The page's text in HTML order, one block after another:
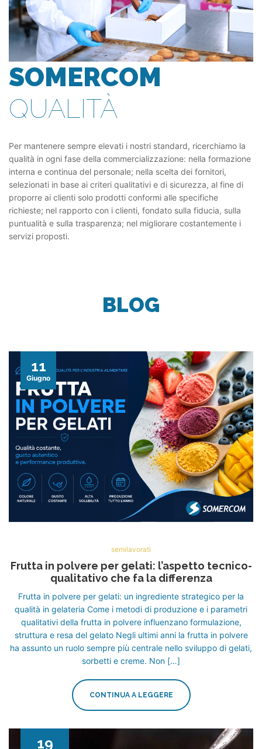
SOMERCOM
QUALITÀ
Per mantenere sempre elevati i nostri standard, ricerchiamo la
qualità in ogni fase della commercializzazione: nella formazione
interna e continua del personale; nella scelta dei fornitori,
selezionati in base ai criteri qualitativi e di sicurezza, al fine di
proporre ai clienti solo prodotti conformi alle specifiche
richieste; nel rapporto con i clienti, fondato sulla fiducia, sulla
puntualità e sulla trasparenza; nel migliorare costantemente i
servizi proposti.
BLOG
semilavorati
Frutta in polvere per gelati: l’aspetto tecnico-
qualitativo che fa la differenza
Frutta in polvere per gelati: un ingrediente strategico per la
qualità in gelateria Come i metodi di produzione e i parametri
qualitativi della frutta in polvere influenzano formulazione,
struttura e resa del gelato Negli ultimi anni la frutta in polvere
ha assunto un ruolo sempre più centrale nello sviluppo di gelati,
sorbetti e creme. Non […]
CONTINUA A LEGGERE
11
Giugno
19